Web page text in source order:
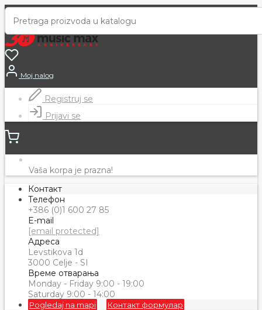
Moj nalog
Registruj se
Prijavi se
Vaša korpa je prazna!
Контакт
Телефон
+386 (0)1 600 27 85
E-mail
[email protected]
Адреса
Levstikova 1d
3000 Celje - SI
Време отварања
Monday - Friday 9:00 - 19:00
Saturday 9:00 - 14:00
Pogledaj na mapi Контакт формулар